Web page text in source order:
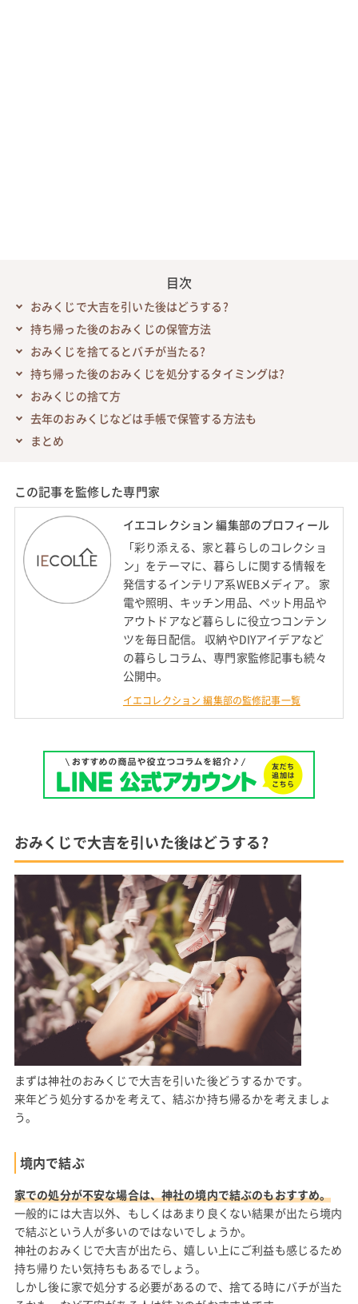
目次
おみくじで大吉を引いた後はどうする?
持ち帰った後のおみくじの保管方法
おみくじを捨てるとバチが当たる?
持ち帰った後のおみくじを処分するタイミングは?
おみくじの捨て方
去年のおみくじなどは手帳で保管する方法も
まとめ
この記事を監修した専門家
イエコレクション 編集部のプロフィール
「彩り添える、家と暮らしのコレクショ
ン」をテーマに、暮らしに関する情報を
発信するインテリア系WEBメディア。 家
電や照明、キッチン用品、ペット用品や
アウトドアなど暮らしに役立つコンテン
ツを毎日配信。 収納やDIYアイデアなど
の暮らしコラム、専門家監修記事も続々
公開中。
イエコレクション 編集部の監修記事一覧
おみくじで大吉を引いた後はどうする?
まずは神社のおみくじで大吉を引いた後どうするかです。
来年どう処分するかを考えて、結ぶか持ち帰るかを考えましょ
う。
境内で結ぶ
家での処分が不安な場合は、神社の境内で結ぶのもおすすめ。
一般的には大吉以外、もしくはあまり良くない結果が出たら境内
で結ぶという人が多いのではないでしょうか。
神社のおみくじで大吉が出たら、嬉しい上にご利益も感じるため
持ち帰りたい気持ちもあるでしょう。
しかし後に家で処分する必要があるので、捨てる時にバチが当た